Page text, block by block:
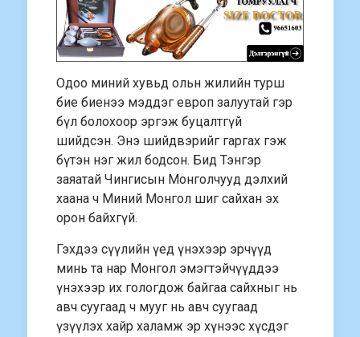
Одоо миний хувьд ольн жилийн турш
бие биенээ мэддэг европ залуутай гэр
бүл болохоор эргэж буцалтгүй
шийдсэн. Энэ шийдвэрийг гаргах гэж
бүтэн нэг жил бодсон. Бид Тэнгэр
заяатай Чингисын Монголчууд дэлхий
хаана ч Миний Монгол шиг сайхан эх
орон байхгүй.
Гэхдээ сүүлийн үед үнэхээр эрчүүд
минь та нар Монгол эмэгтэйчүүддээ
үнэхээр их гологдож байгаа сайхныг нь
авч суугаад ч мууг нь авч суугаад
үзүүлэх хайр халамж эр хүнээс хүсдэг